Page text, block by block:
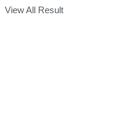
View All Result